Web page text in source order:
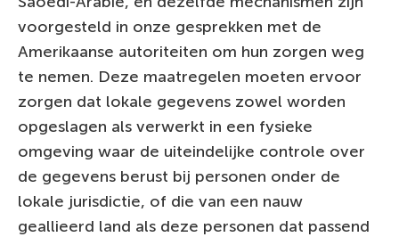
voorgesteld in onze gesprekken met de
Amerikaanse autoriteiten om hun zorgen weg
te nemen. Deze maatregelen moeten ervoor
zorgen dat lokale gegevens zowel worden
opgeslagen als verwerkt in een fysieke
omgeving waar de uiteindelijke controle over
de gegevens berust bij personen onder de
lokale jurisdictie, of die van een nauw
geallieerd land als deze personen dat passend